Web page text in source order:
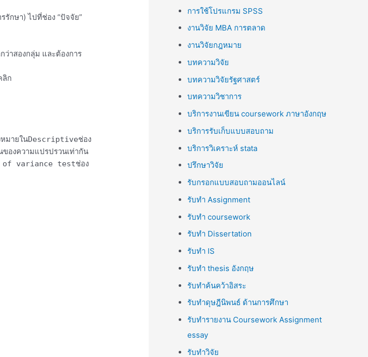
รักษา) ไปที่ช่อง “ปัจจัย”
าสองกลุ่ม และต้องการ
ลิก
มายในDescriptiveช่อง
องความแปรปรวนเท่ากัน
of variance testช่อง
การใช้โปรแกรม SPSS
งานวิจัย MBA การตลาด
งานวิจัยกฎหมาย
บทความวิจัย
บทความวิจัยรัฐศาสตร์
บทความวิชาการ
บริการงานเขียน coursework ภาษาอังกฤษ
บริการรับเก็บแบบสอบถาม
บริการวิเคราะห์ stata
ปรึกษาวิจัย
รับกรอกแบบสอบถามออนไลน์
รับทำ Assignment
รับทำ coursework
รับทำ Dissertation
รับทำ IS
รับทำ thesis อังกฤษ
รับทำค้นคว้าอิสระ
รับทำดุษฎีนิพนธ์ ด้านการศึกษา
รับทำรายงาน Coursework Assignment
essay
รับทำวิจัย